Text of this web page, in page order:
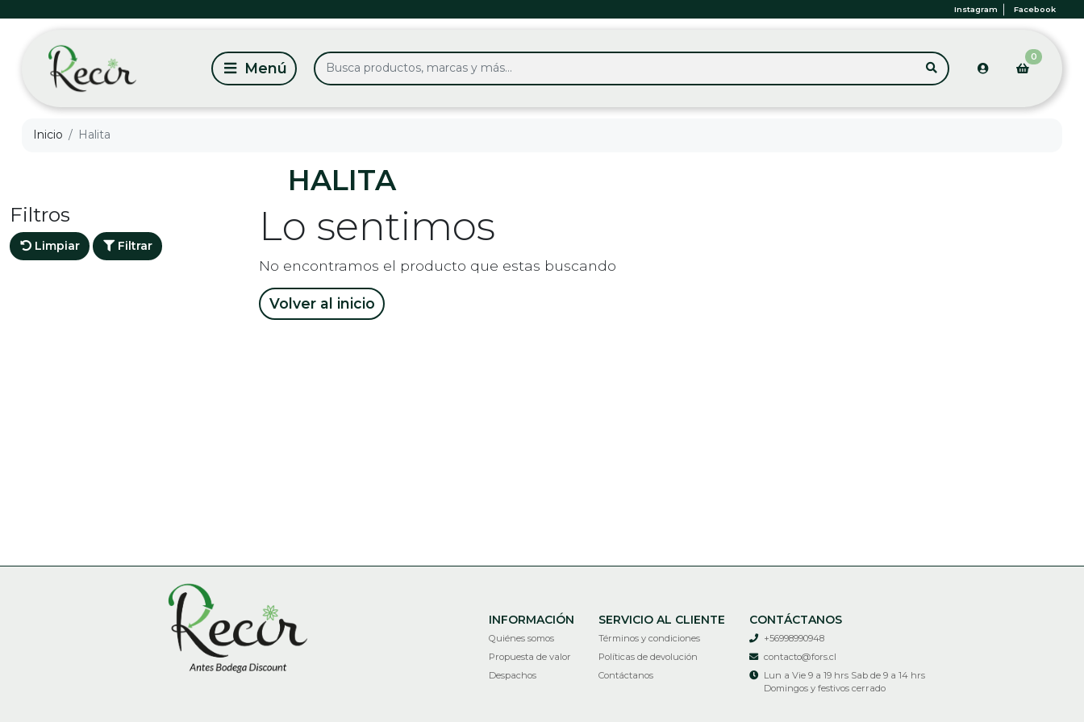
Instagram Facebook
0
Inicio Halita
HALITA
Filtros
Limpiar Filtrar Lo sentimos
No encontramos el producto que estas buscando
Volver al inicio
INFORMACIÓN
Quiénes somos
Propuesta de valor
Despachos
SERVICIO AL CLIENTE
Términos y condiciones
Políticas de devolución
Contáctanos
CONTÁCTANOS
+56998990948
contacto@fors.cl
Lun a Vie 9 a 19 hrs Sab de 9 a 14 hrs
Domingos y festivos cerrado